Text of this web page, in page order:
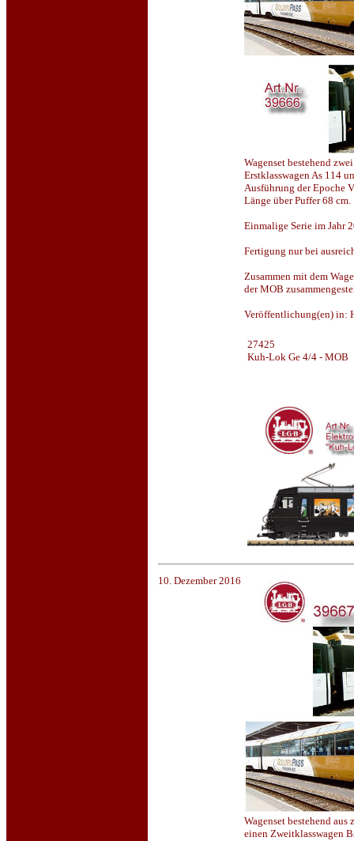
Wagenset bestehend
Erstklasswagen As 114
Ausführung der Epoche
Länge über Puffer 68 cm.
Einmalige Serie im Jahr
Fertigung nur bei
Zusammen mit dem
der MOB
Veröffentlichung(en) in:
27425
Kuh-Lok Ge 4/4 - MOB
10. Dezember 2016
Wagenset bestehend
einen Zweitklasswagen